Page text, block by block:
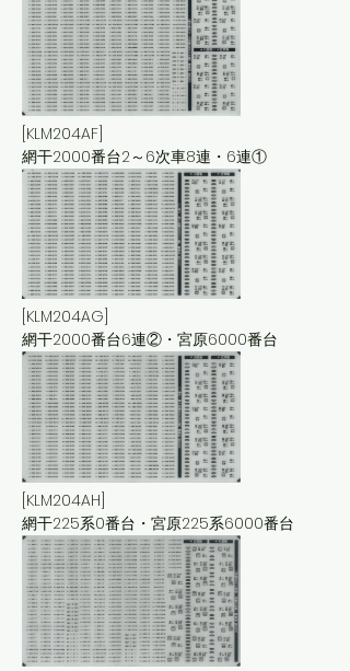
[KLM204AF]
網干2000番台2～6次車8連・6連①
[KLM204AG]
網干2000番台6連②・宮原6000番台
[KLM204AH]
網干225系0番台・宮原225系6000番台